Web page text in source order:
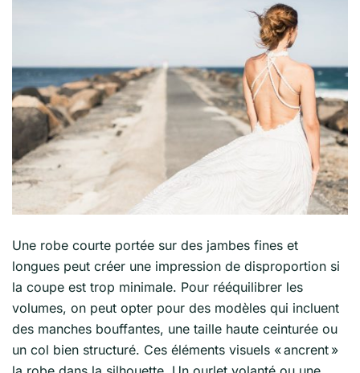
Une robe courte portée sur des jambes fines et
longues peut créer une impression de disproportion si
la coupe est trop minimale. Pour rééquilibrer les
volumes, on peut opter pour des modèles qui incluent
des manches bouffantes, une taille haute ceinturée ou
un col bien structuré. Ces éléments visuels « ancrent »